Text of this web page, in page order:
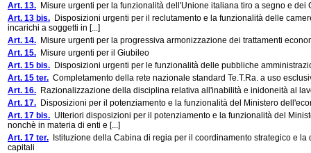
Art. 13. Misure urgenti per la funzionalità dell'Unione italiana tiro a segno e dei
Art. 13 bis. Disposizioni urgenti per il reclutamento e la funzionalità delle
incarichi a soggetti in [...]
Art. 14. Misure urgenti per la progressiva armonizzazione dei trattamenti
Art. 15. Misure urgenti per il Giubileo
Art. 15 bis. Disposizioni urgenti per le funzionalità delle pubbliche
Art. 15 ter. Completamento della rete nazionale standard Te.T.Ra. a uso
Art. 16. Razionalizzazione della disciplina relativa all'inabilità e inidoneità al
Art. 17. Disposizioni per il potenziamento e la funzionalità del Ministero
Art. 17 bis. Ulteriori disposizioni per il potenziamento e la funzionalità del
nonchè in materia di enti e [...]
Art. 17 ter. Istituzione della Cabina di regia per il coordinamento strategico e
capitali